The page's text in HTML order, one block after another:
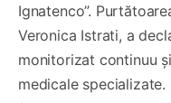
Ignatenco”.
Veronica Istrati, a
monitorizat continuu
medicale